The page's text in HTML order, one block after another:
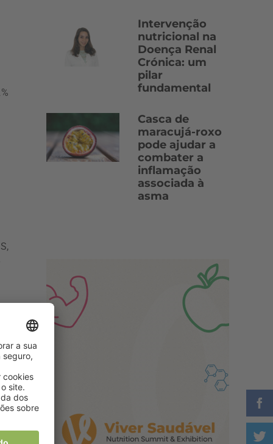
Intervenção
nutricional na
Doença Renal
Crónica: um
pilar
fundamental
Casca de
maracujá-roxo
pode ajudar a
combater a
inflamação
associada à
asma